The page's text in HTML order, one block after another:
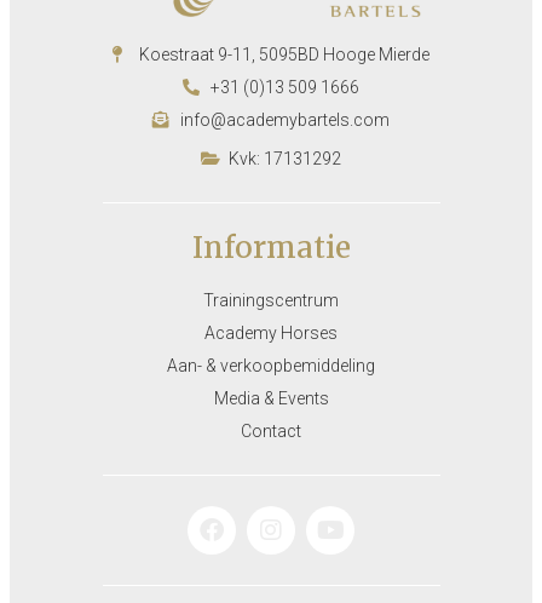
Koestraat 9-11, 5095BD Hooge Mierde
+31 (0)13 509 1666
info@academybartels.com
Kvk: 17131292
Informatie
Trainingscentrum
Academy Horses
Aan- & verkoopbemiddeling
Media & Events
Contact